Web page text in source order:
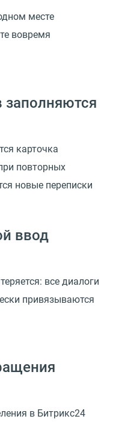
месте
вовремя
заполняются
карточка
повторных
новые переписки
ввод
все диалоги
привязываются
в Битрикс24